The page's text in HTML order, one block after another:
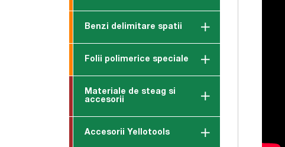
Benzi delimitare spatii
Folii polimerice speciale
Materiale de steag si
accesorii
Accesorii Yellotools